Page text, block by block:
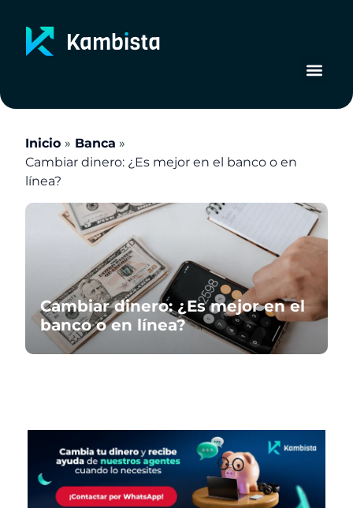
contenido
Inicio
Banca
Cambiar dinero: ¿Es mejor en el banco o en
línea?
Cambiar dinero: ¿Es mejor en el
banco o en línea?